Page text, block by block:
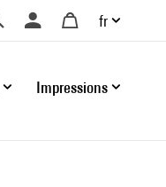
fr
Impressions